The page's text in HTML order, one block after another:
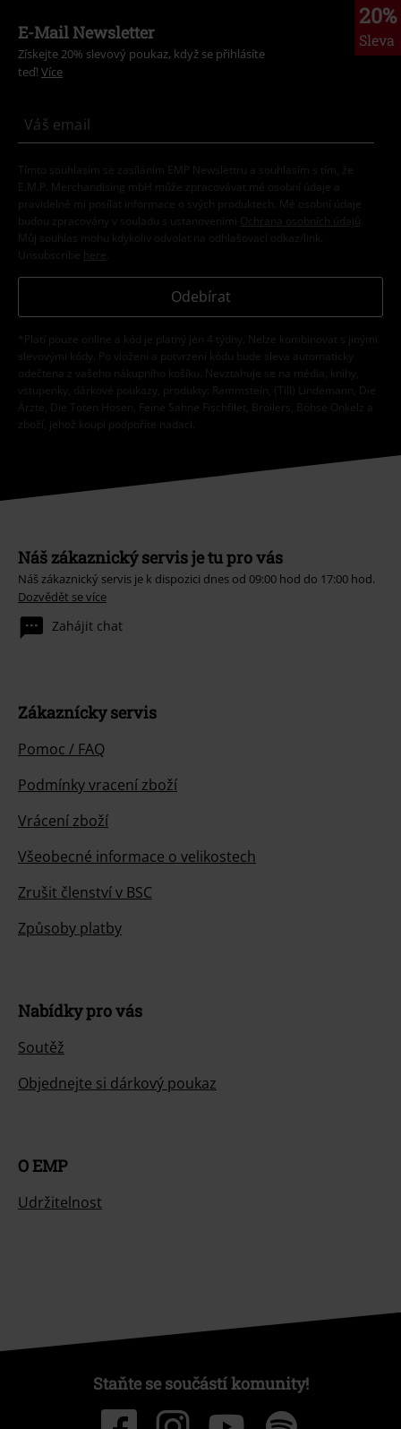
20%
Sleva
E-Mail Newsletter
Získejte 20% slevový poukaz, když se přihlásíte
teď! Více
Tímto souhlasím se zasíláním EMP Newslettru a souhlasím s tím, že
E.M.P. Merchandising mbH může zpracovávat mé osobní údaje a
pravidelně mi posílat informace o svých produktech. Mé osobní údaje
budou zpracovány v souladu s ustanoveními
Ochrana osobních údajů
Můj souhlas mohu kdykoliv odvolat na odhlašovací odkaz/link.
Unsubscribe here
Odebírat
*Platí pouze online a kód je platný jen 4 týdny. Nelze kombinovat s jinými
slevovými kódy. Po vložení a potvrzení kódu bude sleva automaticky
odečtena z vašeho nákupního košíku. Nevztahuje se na média, knihy,
vstupenky, dárkové poukazy, produkty: Rammstein, (Till) Lindemann, Die
Ärzte, Die Toten Hosen, Feine Sahne Fischfilet, Broilers, Böhse Onkelz a
zboží, jehož koupí podpoříte nadaci.
Náš zákaznický servis je tu pro vás
Náš zákaznický servis je k dispozici dnes od 09:00 hod do 17:00 hod.
Dozvědět se více
Zahájit chat
Zákaznícky servis
Pomoc / FAQ
Podmínky vracení zboží
Vrácení zboží
Všeobecné informace o velikostech
Zrušit členství v BSC
Způsoby platby
Nabídky pro vás
Soutěž
Objednejte si dárkový poukaz
O EMP
Udržitelnost
Staňte se součástí komunity!